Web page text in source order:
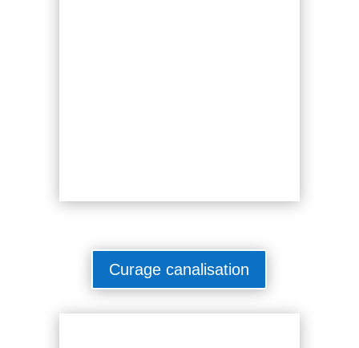
Curage canalisation